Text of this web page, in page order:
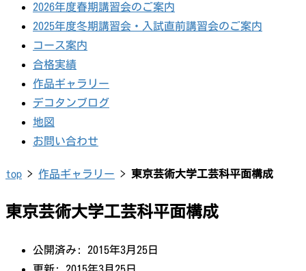
2026年度春期講習会のご案内
2025年度冬期講習会・入試直前講習会のご案内
コース案内
合格実績
作品ギャラリー
デコタンブログ
地図
お問い合わせ
top > 作品ギャラリー > 東京芸術大学工芸科平面構成
東京芸術大学工芸科平面構成
公開済み: 2015年3月25日
更新: 2015年3月25日